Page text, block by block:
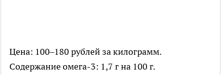
Цена: 100–180 рублей за килограмм.
Содержание омега-3: 1,7 г на 100 г.